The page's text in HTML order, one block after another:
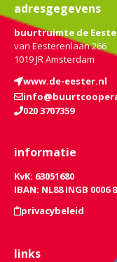
adresgegevens
buurtruimte de
van Eesterenlaan 266
1019 JR Amsterdam
www.de-eester.nl
020 3707359
informatie
KvK: 63051680
IBAN: NL88 INGB 0006
privacybeleid
links